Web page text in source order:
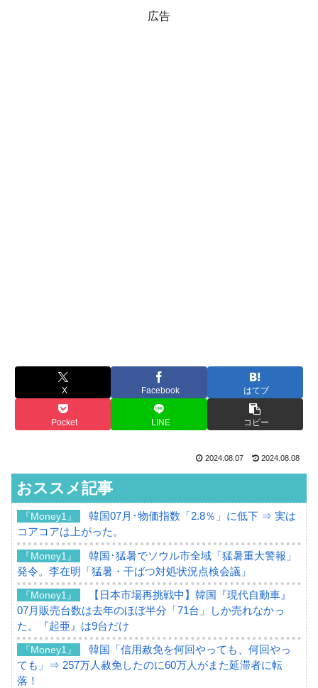
広告
X Facebook はてブ
Pocket LINE コピー
2024.08.07 2024.08.08
おススメ記事
『Money1』
韓国07月･物価指数「2.8％」に低下 ⇒ 実は
コアコアは上がった。
『Money1』
韓国･猛暑でソウル市全域「猛暑重大警報」
発令。李在明「猛暑・干ばつ対処状況点検会議」
『Money1』
【日本市場再挑戦中】韓国『現代自動車』
07月販売台数は去年のほぼ半分「71台」しか売れなかっ
た。『起亜』は9台だけ
『Money1』
韓国「信用赦免を何回やっても、何回やっ
ても」⇒ 257万人赦免したのに60万人がまた延滞者に転
落！